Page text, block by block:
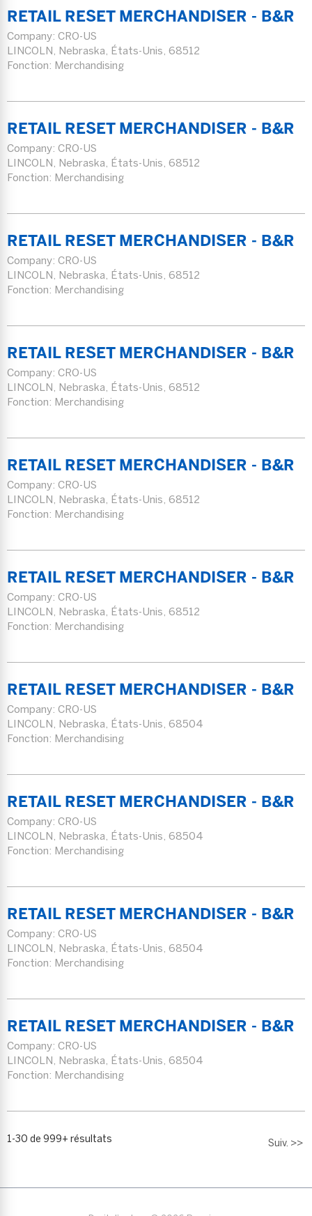
RETAIL RESET MERCHANDISER - B&R
Company: CRO-US
LINCOLN, Nebraska, États-Unis, 68512
Fonction: Merchandising
RETAIL RESET MERCHANDISER - B&R
Company: CRO-US
LINCOLN, Nebraska, États-Unis, 68512
Fonction: Merchandising
RETAIL RESET MERCHANDISER - B&R
Company: CRO-US
LINCOLN, Nebraska, États-Unis, 68512
Fonction: Merchandising
RETAIL RESET MERCHANDISER - B&R
Company: CRO-US
LINCOLN, Nebraska, États-Unis, 68512
Fonction: Merchandising
RETAIL RESET MERCHANDISER - B&R
Company: CRO-US
LINCOLN, Nebraska, États-Unis, 68512
Fonction: Merchandising
RETAIL RESET MERCHANDISER - B&R
Company: CRO-US
LINCOLN, Nebraska, États-Unis, 68512
Fonction: Merchandising
RETAIL RESET MERCHANDISER - B&R
Company: CRO-US
LINCOLN, Nebraska, États-Unis, 68504
Fonction: Merchandising
RETAIL RESET MERCHANDISER - B&R
Company: CRO-US
LINCOLN, Nebraska, États-Unis, 68504
Fonction: Merchandising
RETAIL RESET MERCHANDISER - B&R
Company: CRO-US
LINCOLN, Nebraska, États-Unis, 68504
Fonction: Merchandising
RETAIL RESET MERCHANDISER - B&R
Company: CRO-US
LINCOLN, Nebraska, États-Unis, 68504
Fonction: Merchandising
1-30 de 999+ résultats Suiv. >>